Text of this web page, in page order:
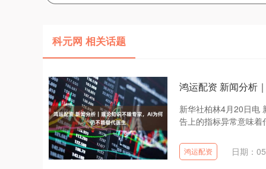
科元网 相关话题
鸿运配资 新闻分析
新华社柏林4月20日电
告上的指标异常意味
鸿运配资 日期：